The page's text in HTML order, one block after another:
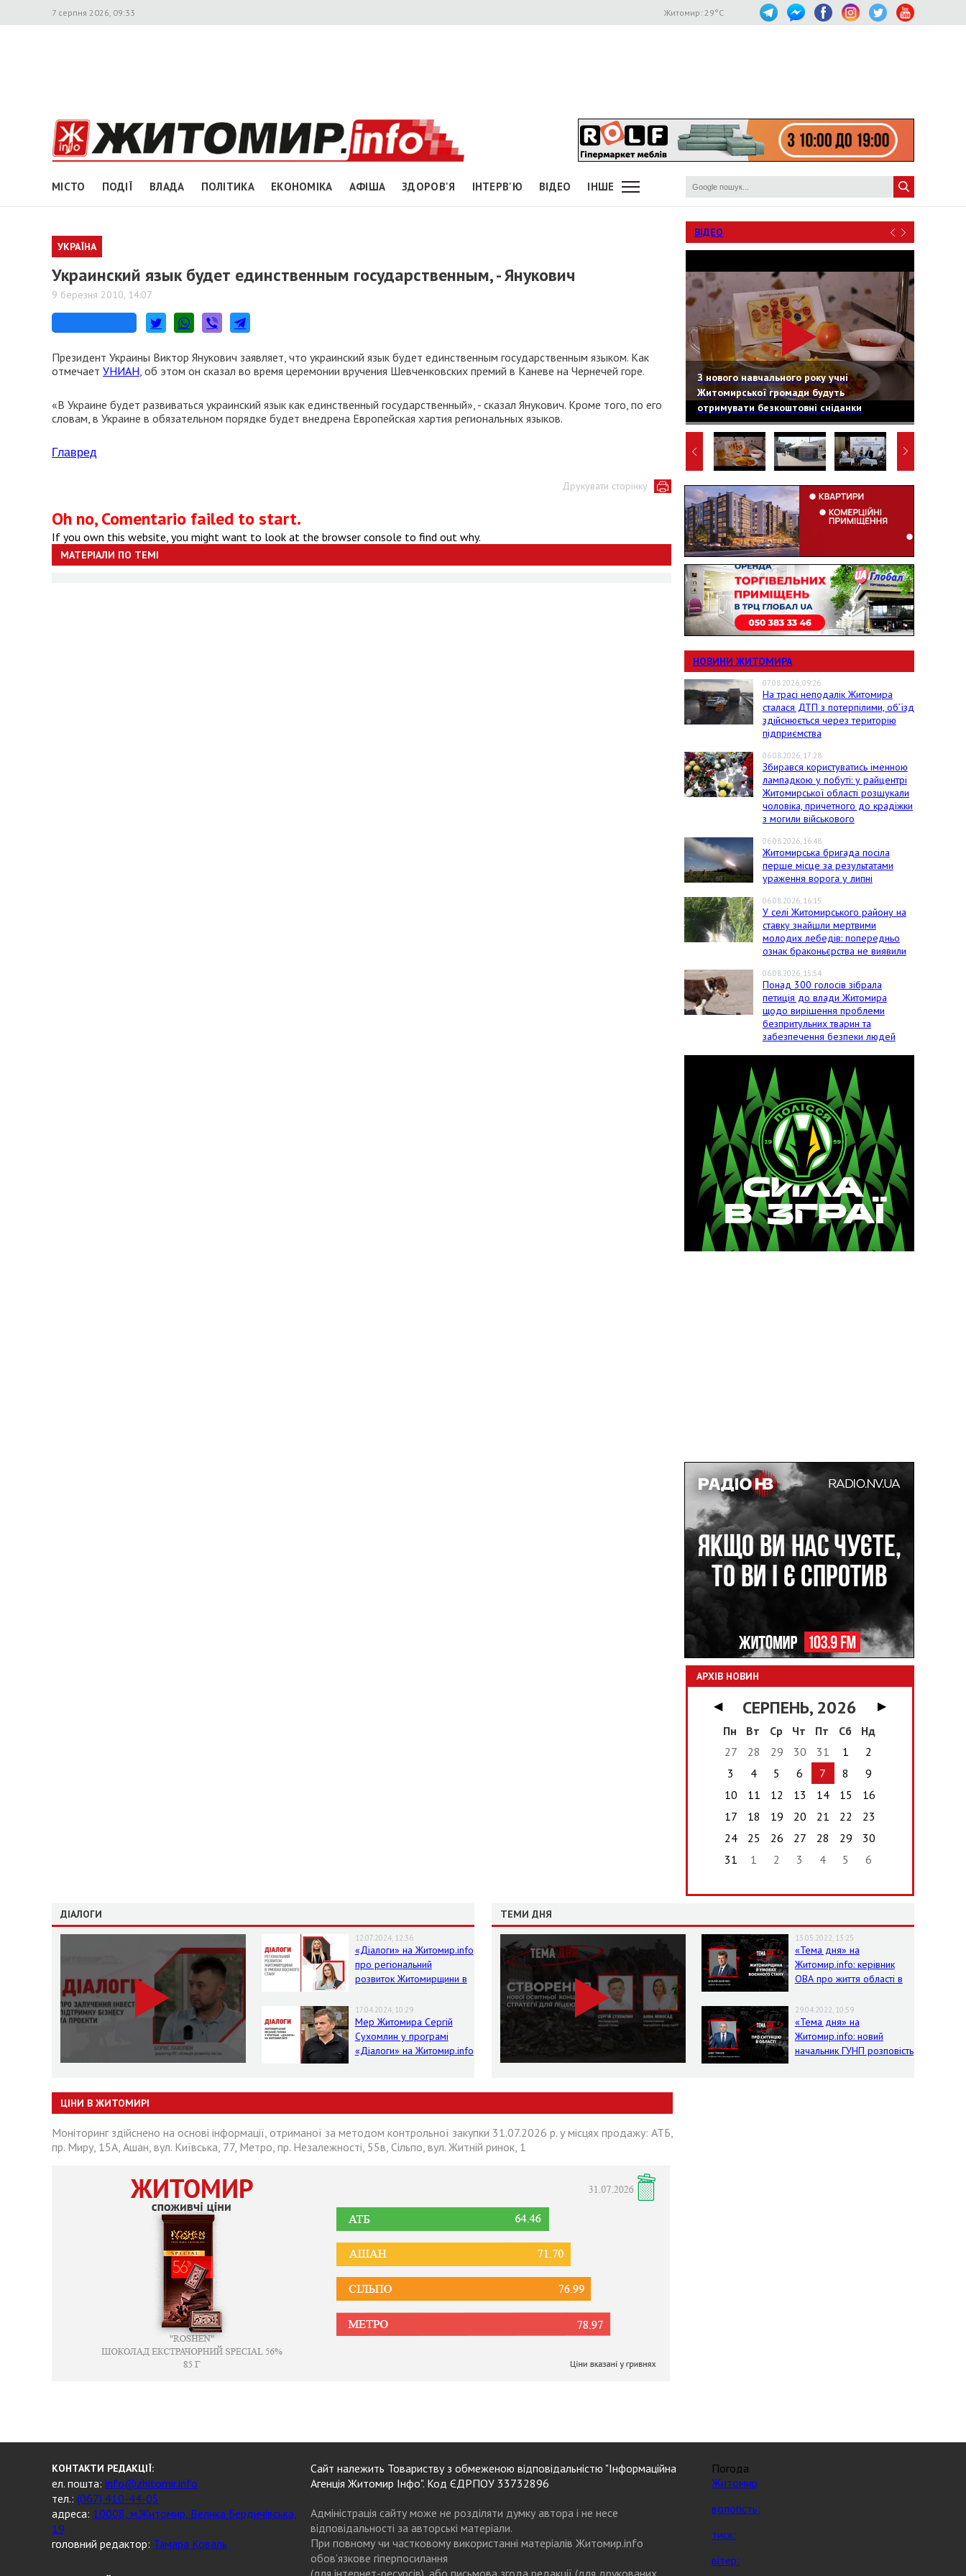
7 серпня 2026, 09:33 Житомир: 29°C
МІСТО ПОДІЇ ВЛАДА ПОЛІТИКА ЕКОНОМІКА АФІША ЗДОРОВ'Я ІНТЕРВ'Ю ВІДЕО ІНШЕ
УКРАЇНА
Украинский язык будет единственным государственным, - Янукович
9 березня 2010, 14:07
Президент Украины Виктор Янукович заявляет, что украинский язык будет единственным государственным языком. Как
отмечает УНИАН, об этом он сказал во время церемонии вручения Шевченковских премий в Каневе на Чернечей горе.
«В Украине будет развиваться украинский язык как единственный государственный», - сказал Янукович. Кроме того, по его
словам, в Украине в обязательном порядке будет внедрена Европейская хартия региональных языков.
Главред
Друкувати сторінку
Oh no, Comentario failed to start.
If you own this website, you might want to look at the browser console to find out why.
МАТЕРІАЛИ ПО ТЕМІ
ВІДЕО
З нового навчального року учні
Житомирської громади будуть
отримувати безкоштовні сніданки
НОВИНИ ЖИТОМИРА
07.08.2026, 09:26
На трасі неподалік Житомира
сталася ДТП з потерпілими, об’їзд
здійснюється через територію
підприємства
06.08.2026, 17:28
Збирався користуватись іменною
лампадкою у побуті: у райцентрі
Житомирської області розшукали
чоловіка, причетного до крадіжки
з могили військового
06.08.2026, 16:48
Житомирська бригада посіла
перше місце за результатами
ураження ворога у липні
06.08.2026, 16:15
У селі Житомирського району на
ставку знайшли мертвими
молодих лебедів: попередньо
ознак браконьєрства не виявили
06.08.2026, 15:54
Понад 300 голосів зібрала
петиція до влади Житомира
щодо вирішення проблеми
безпритульних тварин та
забезпечення безпеки людей
АРХІВ НОВИН
◀ СЕРПЕНЬ, 2026
▶
Пн
Вт Ср Чт Пт Сб
Нд
27
28 29 30 31 1
2
3
4 5 6 7 8
9
10
11 12 13 14 15
16
17
18 19 20 21 22
23
24
25 26 27 28 29
30
31
1 2 3 4 5 6
ДІАЛОГИ
12.07.2024, 12:36
«Діалоги» на Житомир.info
про регіональний
розвиток Житомирщини в
17.04.2024, 10:29
Мер Житомира Сергій
Сухомлин у програмі
«Діалоги» на Житомир.info
ТЕМИ ДНЯ
13.05.2022, 13:25
«Тема дня» на
Житомир.info: керівник
ОВА про життя області в
29.04.2022, 10:59
«Тема дня» на
Житомир.info: новий
начальник ГУНП розповість
ЦІНИ В ЖИТОМИРІ
Моніторинг здійснено на основі інформації, отриманої за методом контрольної закупки 31.07.2026 р. у місцях продажу: АТБ,
пр. Миру, 15А, Ашан, вул. Київська, 77, Метро, пр. Незалежності, 55в, Сільпо, вул. Житній ринок, 1
КОНТАКТИ РЕДАКЦІЇ:
ел. пошта: info@zhitomir.info
тел.: (067) 410-44-05
адреса: 10008, м.Житомир, Велика Бердичівська,
19
головний редактор: Тамара Коваль
Сайт належить Товариству з обмеженою відповідальністю "Інформаційна
Агенція Житомир Інфо". Код ЄДРПОУ 33732896
Адміністрація сайту може не розділяти думку автора і не несе
відповідальності за авторські матеріали.
При повному чи частковому використанні матеріалів Житомир.info
обов’язкове гіперпосилання
(для інтернет-ресурсів), або письмова згода редакції (для друкованих
Погода
Житомир
вологість:
тиск:
вітер: